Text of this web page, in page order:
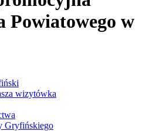
wizytówka
Gryfińskiego